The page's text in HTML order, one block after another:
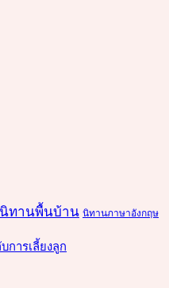
นิทานพื้นบ้าน นิทานภาษาอังกฤษ
การเลี้ยงลูก